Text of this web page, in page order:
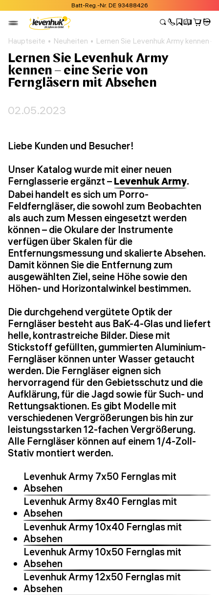
Batt-Reg.-Nr. DE 93488426
Hauptseite Neuheiten Lernen Sie Levenhuk Army kennen
Lernen Sie Levenhuk Army
kennen – eine Serie von
Ferngläsern mit Absehen
02.05.2023
Liebe Kunden und Besucher!
Unser Katalog wurde mit einer neuen
Fernglasserie ergänzt – Levenhuk Army.
Dabei handelt es sich um Porro-
Feldferngläser, die sowohl zum Beobachten
als auch zum Messen eingesetzt werden
können – die Okulare der Instrumente
verfügen über Skalen für die
Entfernungsmessung und skalierte Absehen.
Damit können Sie die Entfernung zum
ausgewählten Ziel, seine Höhe sowie den
Höhen- und Horizontalwinkel bestimmen.
Die durchgehend vergütete Optik der
Ferngläser besteht aus BaK-4-Glas und liefert
helle, kontrastreiche Bilder. Diese mit
Stickstoff gefüllten, gummierten Aluminium-
Ferngläser können unter Wasser getaucht
werden. Die Ferngläser eignen sich
hervorragend für den Gebietsschutz und die
Aufklärung, für die Jagd sowie für Such- und
Rettungsaktionen. Es gibt Modelle mit
verschiedenen Vergrößerungen bis hin zur
leistungsstarken 12-fachen Vergrößerung.
Alle Ferngläser können auf einem 1/4-Zoll-
Stativ montiert werden.
Levenhuk Army 7x50 Fernglas mit
Absehen
Levenhuk Army 8x40 Fernglas mit
Absehen
Levenhuk Army 10x40 Fernglas mit
Absehen
Levenhuk Army 10x50 Fernglas mit
Absehen
Levenhuk Army 12x50 Fernglas mit
Absehen